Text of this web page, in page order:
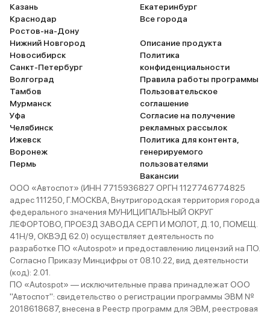
Казань
Краснодар
Ростов-на-Дону
Нижний Новгород
Новосибирск
Санкт-Петербург
Волгоград
Тамбов
Мурманск
Уфа
Челябинск
Ижевск
Воронеж
Пермь
Екатеринбург
Все города
Описание продукта
Политика
конфиденциальности
Правила работы программы
Пользовательское
соглашение
Согласие на получение
рекламных рассылок
Политика для контента,
генерируемого
пользователями
Вакансии
ООО «Автоспот» (ИНН 7715936827 ОРГН 1127746774825
адрес 111250, Г.МОСКВА, Внутригородская территория города
федерального значения МУНИЦИПАЛЬНЫЙ ОКРУГ
ЛЕФОРТОВО, ПРОЕЗД ЗАВОДА СЕРП И МОЛОТ, Д. 10, ПОМЕЩ.
41Н/9, ОКВЭД 62.0) осуществляет деятельность по
разработке ПО «Autospot» и предоставлению лицензий на ПО.
Согласно Приказу Минцифры от 08.10.22, вид деятельности
(код): 2.01.
ПО «Autospot» — исключительные права принадлежат ООО
"Автоспот": свидетельство о регистрации программы ЭВМ №
2018618687, внесена в Реестр программ для ЭВМ, реестровая